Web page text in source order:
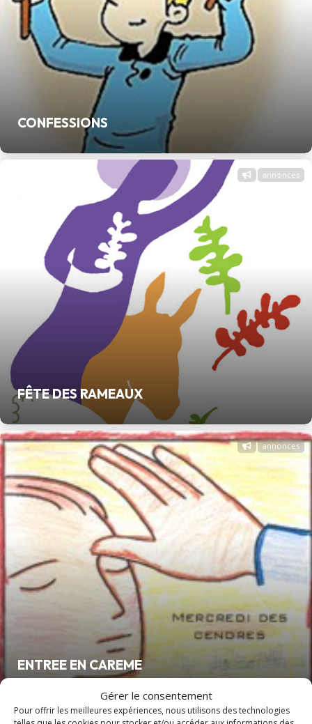
Gérer le consentement
Pour offrir les meilleures expériences, nous utilisons des technologies
CONFESSIONS
FÊTE DES RAMEAUX
annonces
ENTREE EN CAREME
annonces
article